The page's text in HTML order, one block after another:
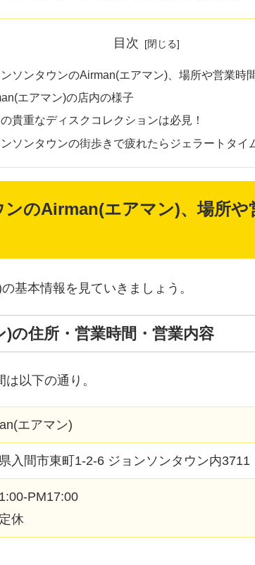
目次
ソンタウンのAirman(エアマン)、場所や営業時
エアマン)の店内の様子
貴重なディスクコレクションは必見！
ソンタウンの街歩きで疲れたらジェラートタイ
のAirman(エアマン)、場所や
基本情報を見ていきましょう。
の住所・営業時間・営業内容
以下の通り。
エアマン)
入間市東町1-2-6 ジョンソンタウン内3711
PM17:00
休